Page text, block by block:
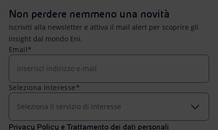
Non perdere nemmeno una novità
Iscriviti alla newsletter e attiva il mail alert per scoprire gli
insight dal mondo Eni.
Email*
Seleziona interesse*
Seleziona il servizio di interesse
Privacy Policy e Trattamento dei dati personali